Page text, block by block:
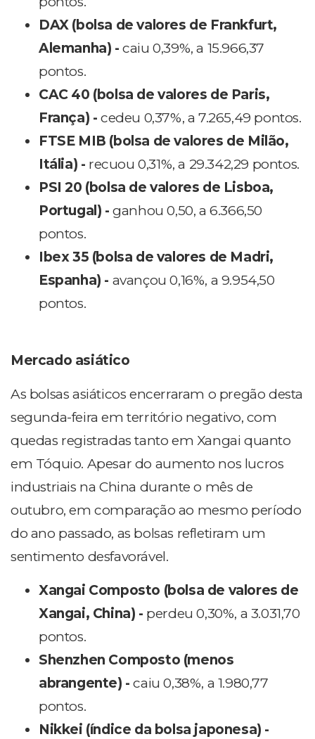
DAX (bolsa de valores de Frankfurt,
Alemanha) - caiu 0,39%, a 15.966,37
pontos.
CAC 40 (bolsa de valores de Paris,
França) - cedeu 0,37%, a 7.265,49 pontos.
FTSE MIB (bolsa de valores de Milão,
Itália) - recuou 0,31%, a 29.342,29 pontos.
PSI 20 (bolsa de valores de Lisboa,
Portugal) - ganhou 0,50, a 6.366,50
pontos.
Ibex 35 (bolsa de valores de Madri,
Espanha) - avançou 0,16%, a 9.954,50
pontos.
Mercado asiático
As bolsas asiáticos encerraram o pregão desta
segunda-feira em território negativo, com
quedas registradas tanto em Xangai quanto
em Tóquio. Apesar do aumento nos lucros
industriais na China durante o mês de
outubro, em comparação ao mesmo período
do ano passado, as bolsas refletiram um
sentimento desfavorável.
Xangai Composto (bolsa de valores de
Xangai, China) - perdeu 0,30%, a 3.031,70
pontos.
Shenzhen Composto (menos
abrangente) -caiu 0,38%, a 1.980,77
pontos.
Nikkei (índice da bolsa japonesa) -